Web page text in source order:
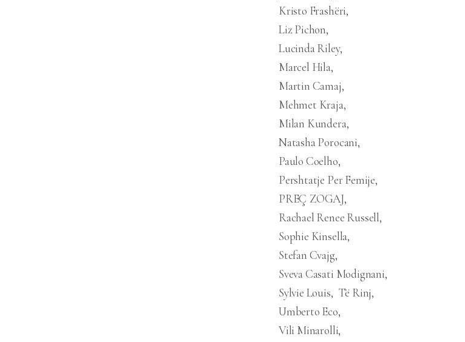
Kristo Frashëri
Liz Pichon
Lucinda Riley
Marcel Hila
Martin Camaj
Mehmet Kraja
Milan Kundera
Natasha Porocani
Paulo Coelho
Pershtatje Per Femije
PREÇ ZOGAJ
Rachael Renee Russell
Sophie Kinsella
Stefan Cvajg
Sveva Casati Modignani
Sylvie Louis
Të Rinj
Umberto Eco
Vili Minarolli